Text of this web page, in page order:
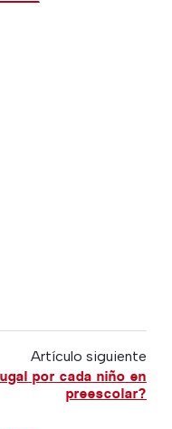
Artículo siguiente
por cada niño en
preescolar?